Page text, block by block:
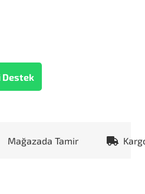
Mağazada Tamir